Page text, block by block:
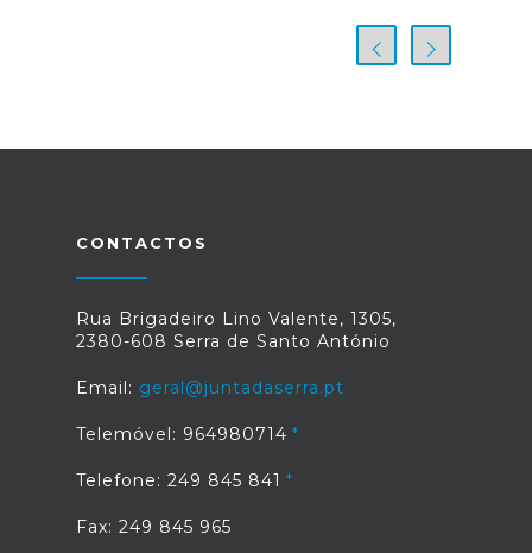
CONTACTOS
Rua Brigadeiro Lino Valente, 1305,
2380-608 Serra de Santo António
Email: geral@juntadaserra.pt
Telemóvel: 964980714
Telefone: 249 845 841
Fax: 249 845 965